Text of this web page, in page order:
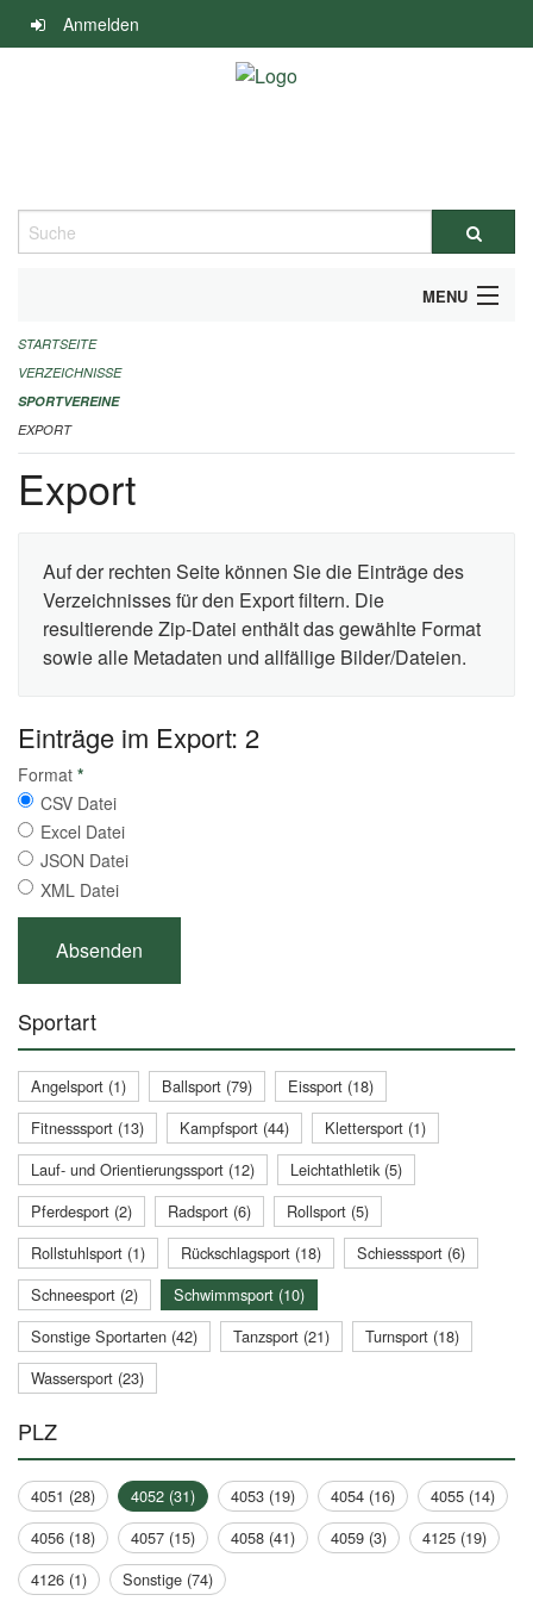
Navigation
überspringen
Anmelden
Suche
MENU
ALLGEMEINE INFORMATIONEN
FINANZIELLE UNTERSTÜTZUNG BENÖTIGT?
KONTAKT
STARTSEITE
VERZEICHNISSE
SPORTVEREINE
EXPORT
Export
Auf der rechten Seite können Sie die Einträge des
Verzeichnisses für den Export filtern. Die
resultierende Zip-Datei enthält das gewählte Format
sowie alle Metadaten und allfällige Bilder/Dateien.
Einträge im Export: 2
Format *
CSV Datei
Excel Datei
JSON Datei
XML Datei
Sportart
Angelsport (1) Ballsport (79)
Eissport (18)
Fitnesssport (13)
Kampfsport (44)
Klettersport (1)
Lauf- und Orientierungssport (12)
Leichtathletik (5)
Pferdesport (2)
Radsport (6)
Rollsport (5)
Rollstuhlsport (1)
Rückschlagsport (18)
Schiesssport (6)
Schneesport (2)
Schwimmsport (10)
Sonstige Sportarten (42)
Tanzsport (21)
Turnsport (18)
Wassersport (23)
PLZ
4051 (28) 4052 (31) 4053 (19) 4054 (16)
4055 (14)
4056 (18)
4057 (15) 4058 (41) 4059 (3)
4125 (19)
4126 (1)
Sonstige (74)